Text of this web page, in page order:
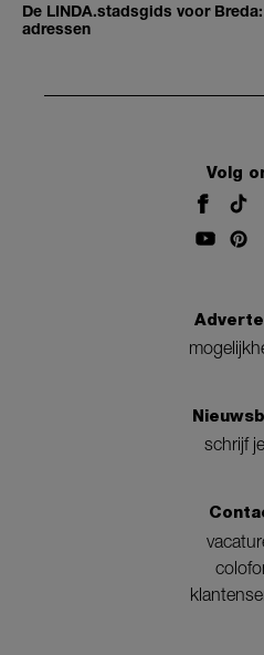
De LINDA.stadsgids voor
adressen
Volg
schrijf